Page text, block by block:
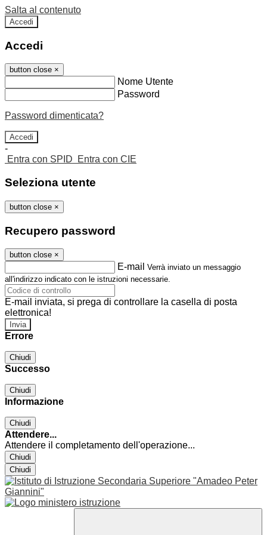
Salta al contenuto
Accedi
Accedi
button close ×
Nome Utente
Password
Password dimenticata?
-
Entra con SPID
Entra con CIE
Seleziona utente
button close ×
Recupero password
button close ×
E-mail Verrà inviato un messaggio
all'indirizzo indicato con le istruzioni necessarie.
E-mail inviata, si prega di controllare la casella di posta
elettronica!
Errore
Chiudi
Successo
Chiudi
Informazione
Chiudi
Attendere...
Attendere il completamento dell'operazione...
Chiudi
Chiudi